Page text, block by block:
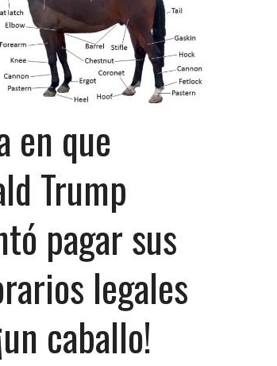
en que
Trump
pagar sus
legales
caballo!